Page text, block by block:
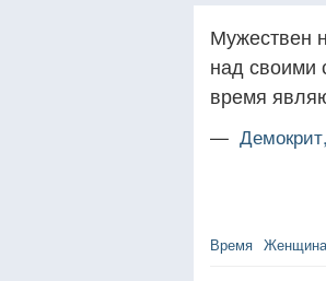
Мужествен
над своими
время
— Демокрит,
Время Женщина